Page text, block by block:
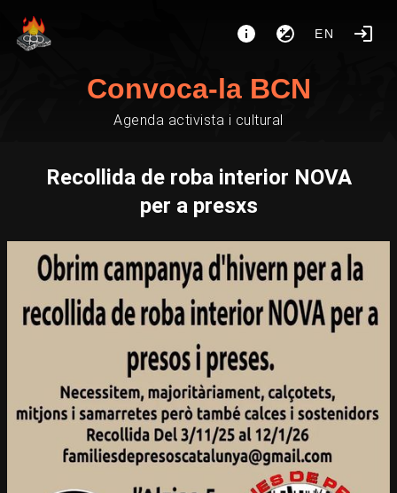
EN
Convoca-la BCN
Agenda activista i cultural
Recollida de roba interior NOVA
per a presxs